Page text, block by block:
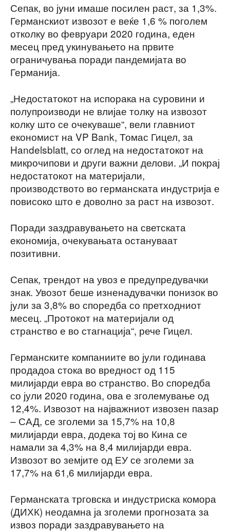
Сепак, во јуни имаше посилен раст, за 1,3%.
Германскиот извозот е веќе 1,6 % поголем
отколку во февруари 2020 година, еден
месец пред укинувањето на првите
ограничувања поради пандемијата во
Германија.
„Недостатокот на испорака на суровини и
полупроизводи не влијае толку на извозот
колку што се очекуваше“, вели главниот
економист на VP Bank, Томас Гицел, за
Handelsblatt, со оглед на недостатокот на
микрочипови и други важни делови. „И покрај
недостатокот на материјали,
производството во германската индустрија е
повисоко што е доволно за раст на извозот.
Поради заздравувањето на светската
економија, очекувањата остануваат
позитивни.
Сепак, трендот на увоз е предупредувачки
знак. Увозот беше изненадувачки понизок во
јули за 3,8% во споредба со претходниот
месец. „Протокот на материјали од
странство е во стагнација“, рече Гицел.
Германските компаниите во јули годинава
продадоа стока во вредност од 115
милијарди евра во странство. Во споредба
со јули 2020 година, ова е зголемување од
12,4%. Извозот на најважниот извозен пазар
– САД, се зголеми за 15,7% на 10,8
милијарди евра, додека тој во Кина се
намали за 4,3% на 8,4 милијарди евра.
Извозот во земјите од ЕУ се зголеми за
17,7% на 61,6 милијарди евра.
Германската трговска и индустриска комора
(ДИХК) неодамна ја зголеми прогнозата за
извоз поради заздравувањето на